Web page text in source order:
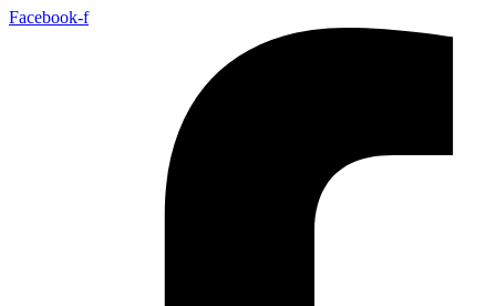
Facebook-f